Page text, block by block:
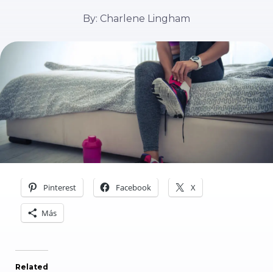
By: Charlene Lingham
Pinterest Facebook X
Más
Related